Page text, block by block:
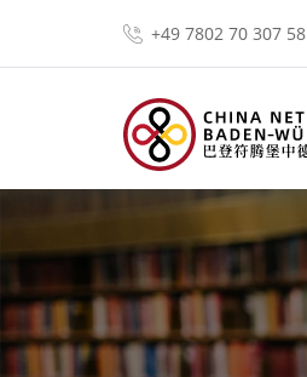
+49 7802 70 307 58